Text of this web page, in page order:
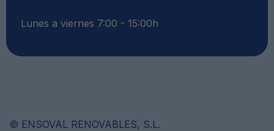
Lunes a viernes 7:00 - 15:00h
© ENSOVAL RENOVABLES, S.L.